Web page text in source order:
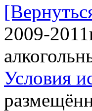
2009-
Условия